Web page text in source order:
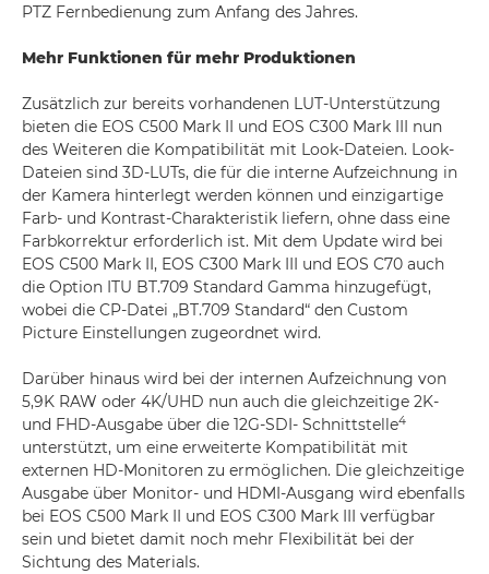
PTZ Fernbedienung zum Anfang des Jahres.
Mehr Funktionen für mehr Produktionen
Zusätzlich zur bereits vorhandenen LUT-Unterstützung
bieten die EOS C500 Mark II und EOS C300 Mark III nun
des Weiteren die Kompatibilität mit Look-Dateien. Look-
Dateien sind 3D-LUTs, die für die interne Aufzeichnung in
der Kamera hinterlegt werden können und einzigartige
Farb- und Kontrast-Charakteristik liefern, ohne dass eine
Farbkorrektur erforderlich ist. Mit dem Update wird bei
EOS C500 Mark II, EOS C300 Mark III und EOS C70 auch
die Option ITU BT.709 Standard Gamma hinzugefügt,
wobei die CP-Datei „BT.709 Standard“ den Custom
Picture Einstellungen zugeordnet wird.
Darüber hinaus wird bei der internen Aufzeichnung von
5,9K RAW oder 4K/UHD nun auch die gleichzeitige 2K-
und FHD-Ausgabe über die 12G-SDI- Schnittstelle4
unterstützt, um eine erweiterte Kompatibilität mit
externen HD-Monitoren zu ermöglichen. Die gleichzeitige
Ausgabe über Monitor- und HDMI-Ausgang wird ebenfalls
bei EOS C500 Mark II und EOS C300 Mark III verfügbar
sein und bietet damit noch mehr Flexibilität bei der
Sichtung des Materials.